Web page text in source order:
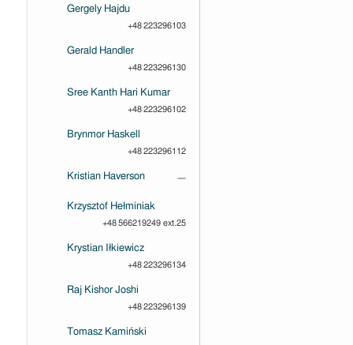
Gergely Hajdu
+48 223296103
Gerald Handler
+48 223296130
Sree Kanth Hari Kumar
+48 223296102
Brynmor Haskell
+48 223296112
Kristian Haverson —
Krzysztof Hełminiak
+48 566219249 ext.25
Krystian Iłkiewicz
+48 223296134
Raj Kishor Joshi
+48 223296139
Tomasz Kamiński